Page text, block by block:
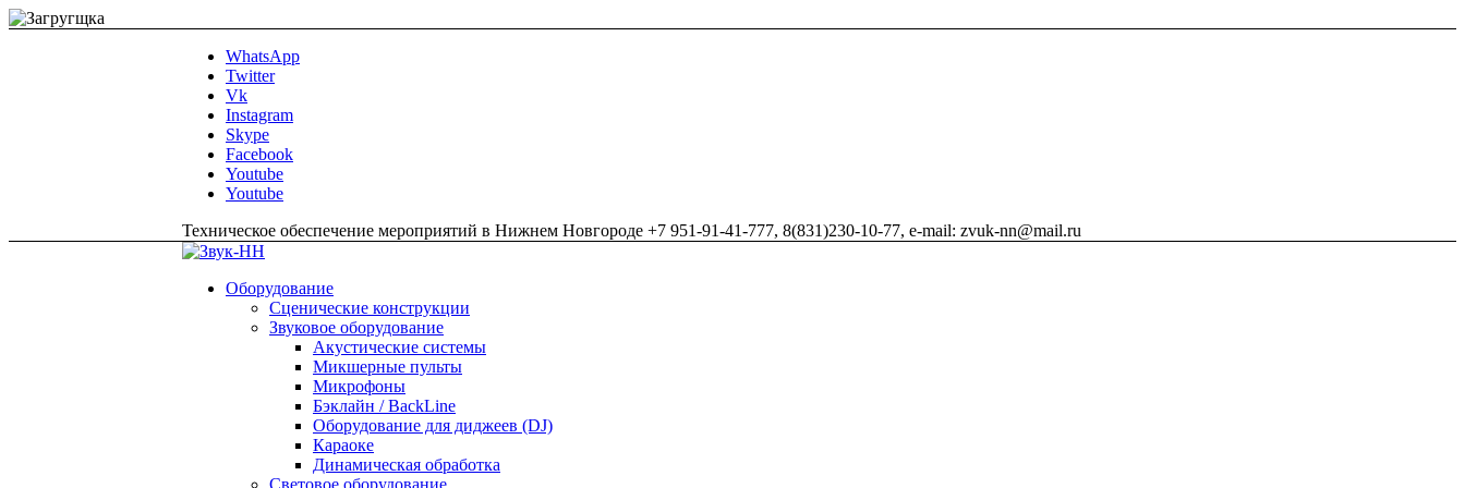
WhatsApp
Twitter
Vk
Instagram
Skype
Facebook
Youtube
Youtube
Техническое обеспечение мероприятий в Нижнем Новгороде +7 951-91-41-777, 8(831)230-10-77, e-mail: zvuk-nn@mail.ru
Оборудование
Сценические конструкции
Звуковое оборудование
Акустические системы
Микшерные пульты
Микрофоны
Бэклайн / BackLine
Оборудование для диджеев (DJ)
Караоке
Динамическая обработка
Световое оборудование